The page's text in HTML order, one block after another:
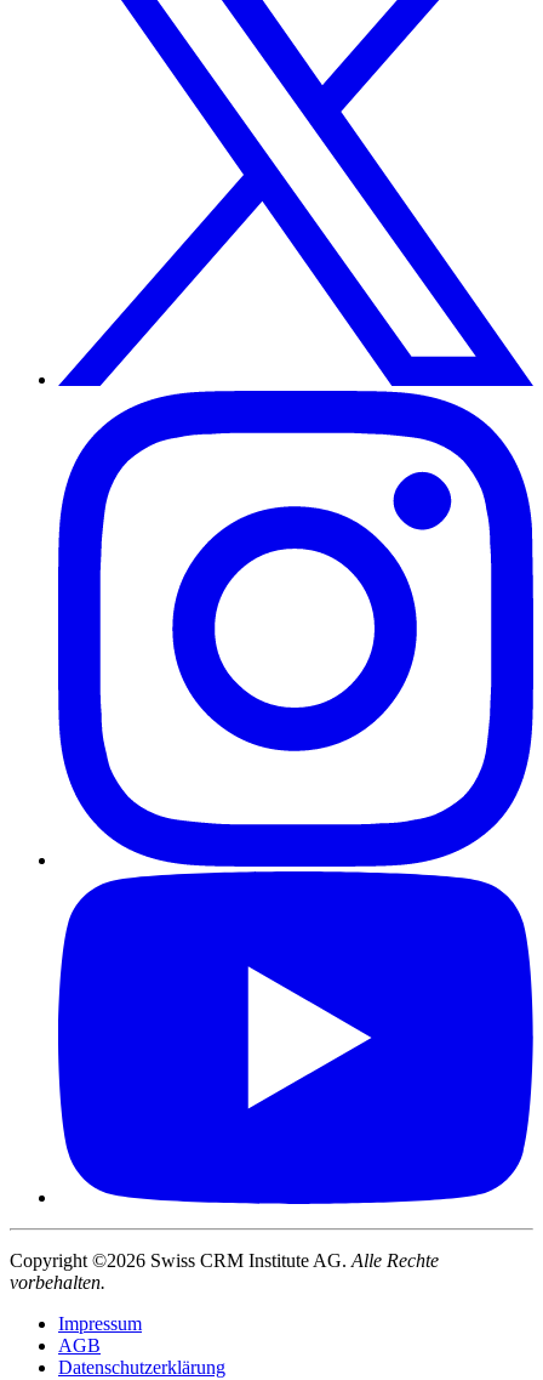
Copyright ©2026 Swiss CRM Institute AG.Alle Rechte
vorbehalten.
Impressum
AGB
Datenschutzerklärung